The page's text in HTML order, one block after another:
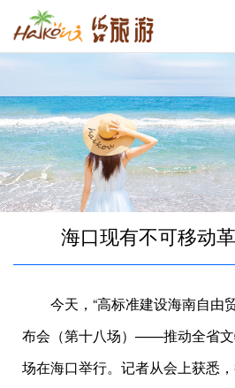
海口现有不可移动
今天，“高标准建设海南自由
布会（第十八场）——推动全省
场在海口举行。记者从会上获悉